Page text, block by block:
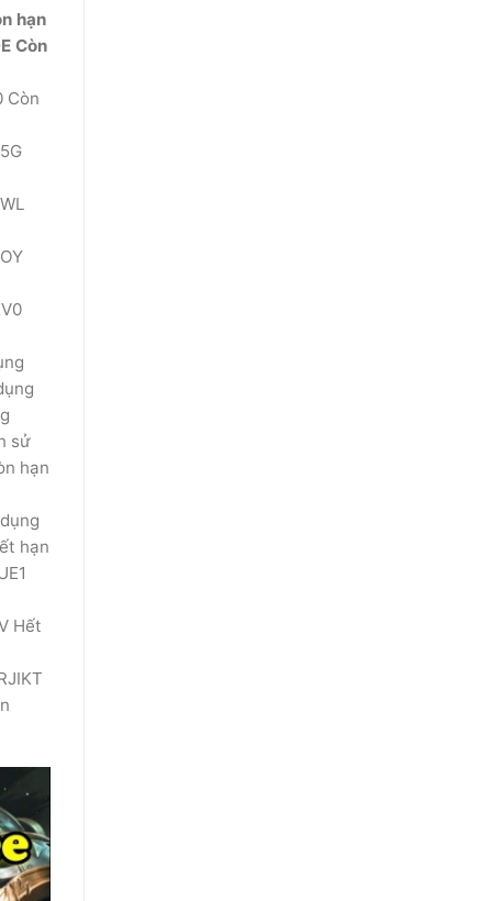
hạn
Còn
Còn
sử
hạn
hạn
Hết